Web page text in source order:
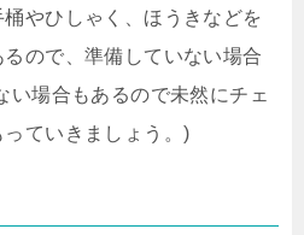
やひしゃく、ほうきなどを
ので、準備していない場合
い場合もあるので未然にチェ
ていきましょう。)